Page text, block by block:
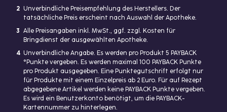
2 Unverbindliche Preisempfehlung des Herstellers. Der
tatsächliche Preis erscheint nach Auswahl der Apotheke.
3 Alle Preisangaben inkl. MwSt., ggf. zzgl. Kosten für
Bringdienst der ausgewählten Apotheke.
4 Unverbindliche Angabe. Es werden pro Produkt 5 PAYBACK
°Punkte vergeben. Es werden maximal 100 PAYBACK Punkte
pro Produkt ausgegeben. Eine Punktegutschrift erfolgt nur
für Produkte mit einem Einzelpreis ab 2 Euro. Für auf Rezept
abgegebene Artikel werden keine PAYBACK Punkte vergeben.
Es wird ein Benutzerkonto benötigt, um die PAYBACK-
Kartennummer zu hinterlegen.